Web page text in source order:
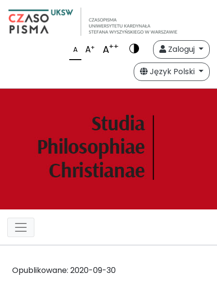
A A+ A++
Zaloguj
Język Polski
Opublikowane: 2020-09-30